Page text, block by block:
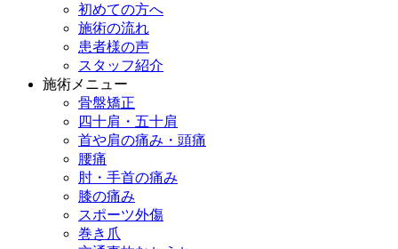
初めての方へ
施術の流れ
患者様の声
スタッフ紹介
施術メニュー
骨盤矯正
四十肩・五十肩
首や肩の痛み・頭痛
腰痛
肘・手首の痛み
膝の痛み
スポーツ外傷
巻き爪